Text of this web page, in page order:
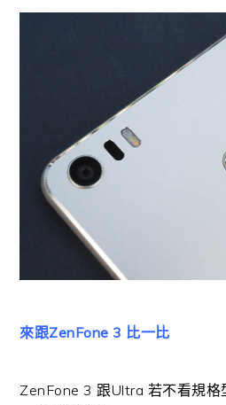
來跟ZenFone 3 比一比
ZenFone 3 跟Ultra 若不看規格